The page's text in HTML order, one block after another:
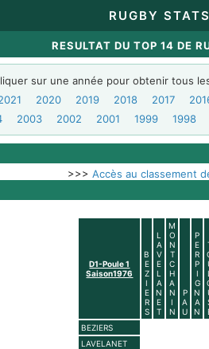
RUGBY STATS
RESULTAT DU TOP 14 DE
sur une année pour obtenir tous
2020 2019 2018 2017
2003 2002 2001 1999 1998
>>> Accès au classement
D1-Poule 1
Saison1976
B
E
Z
I
E
R
S
L
A
V
E
L
A
N
E
T
M
O
N
T
C
H
A
N
I
N
P
A
U
P
E
R
P
I
G
N
A
N
L
BEZIERS
LAVELANET